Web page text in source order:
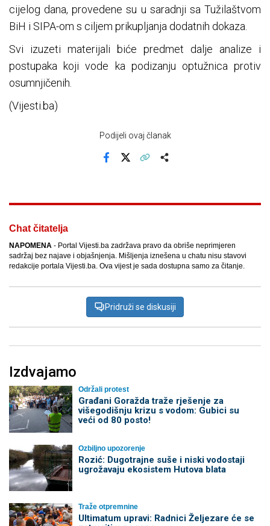
cijelog dana, provedene su u saradnji sa Tužilaštvom
BiH i SIPA-om s ciljem prikupljanja dodatnih dokaza.
Svi izuzeti materijali biće predmet dalje analize i
postupaka koji vode ka podizanju optužnica protiv
osumnjičenih.
(Vijesti.ba)
Podijeli ovaj članak
Chat čitatelja
NAPOMENA - Portal Vijesti.ba zadržava pravo da obriše neprimjeren
sadržaj bez najave i objašnjenja. Mišljenja iznešena u chatu nisu stavovi
redakcije portala Vijesti.ba. Ova vijest je sada dostupna samo za čitanje.
Pridruži se diskusiji
Izdvajamo
Održali protest
Građani Goražda traže rješenje za
višegodišnju krizu s vodom: Gubici su
veći od 80 posto!
Ozbiljno upozorenje
Rozić: Dugotrajne suše i niski vodostaji
ugrožavaju ekosistem Hutova blata
Traže otpremnine
Ultimatum upravi: Radnici Željezare će se